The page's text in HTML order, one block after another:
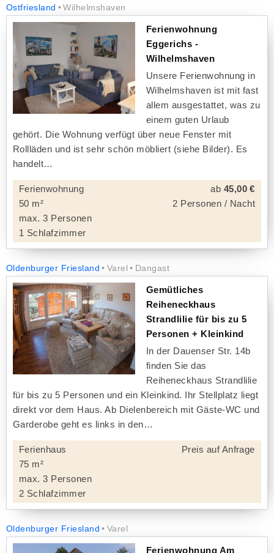
Ostfriesland Wilhelmshaven
Ferienwohnung
Eggerichs -
Wilhelmshaven
Unsere Ferienwohnung in
Wilhelmshaven ist mit fast
allem ausgestattet, was zu
einem guten Urlaub
gehört. Die Wohnung verfügt über neue Fenster mit
Rollläden und ist sehr schön möbliert (siehe Bilder). Es
handelt
Ferienwohnung
50 m²
max. 3 Personen
1 Schlafzimmer
ab 45,00 €
2 Personen / Nacht
Oldenburger Friesland Varel Dangast
Gemütliches
Reiheneckhaus
Strandlilie für bis zu 5
Personen + Kleinkind
In der Dauenser Str. 14b
finden Sie das
Reiheneckhaus Strandlilie
für bis zu 5 Personen und ein Kleinkind. Ihr Stellplatz liegt
direkt vor dem Haus. Ab Dielenbereich mit Gäste-WC und
Garderobe geht es links in den
Ferienhaus
75 m²
max. 3 Personen
2 Schlafzimmer
Preis auf Anfrage
Oldenburger Friesland Varel
Ferienwohnung Am